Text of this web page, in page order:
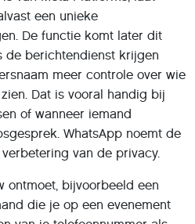
een unieke
De functie komt later dit
de berichtendienst krijgen
meer controle over wie
Dat is vooral handig bij
of wanneer iemand
WhatsApp noemt de
van de privacy.
ontmoet, bijvoorbeeld een
die je op een evenement